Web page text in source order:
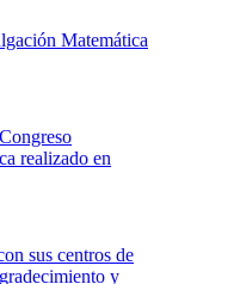
Matemática
realizado en
sus centros de
y